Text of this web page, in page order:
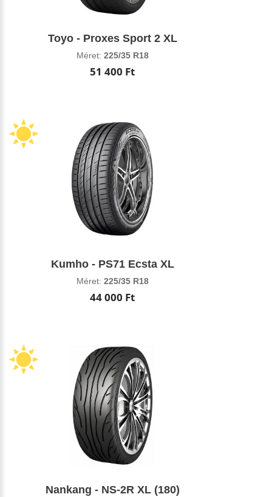
Toyo - Proxes Sport 2 XL
Méret: 225/35 R18
51 400 Ft
Kumho - PS71 Ecsta XL
Méret: 225/35 R18
44 000 Ft
Nankang - NS-2R XL (180)